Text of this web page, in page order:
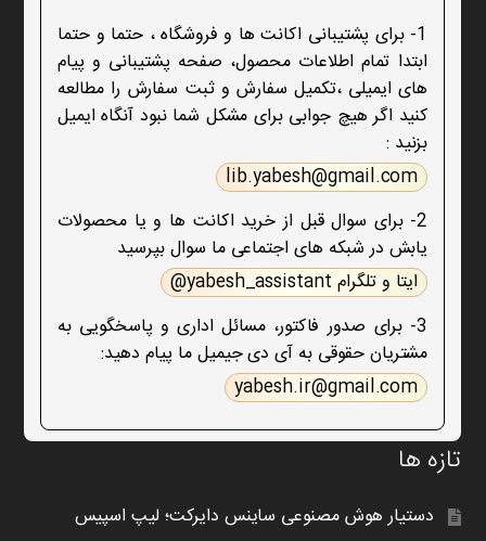
1- برای پشتیبانی اکانت ها و فروشگاه ، حتما و حتما
ابتدا تمام اطلاعات محصول، صفحه پشتیبانی و پیام
های ایمیلی ،تکمیل سفارش و ثبت سفارش را مطالعه
کنید اگر هیچ جوابی برای مشکل شما نبود آنگاه ایمیل
بزنید :
lib.yabesh@gmail.com
2- برای سوال قبل از خرید اکانت ها و یا محصولات
یابش در شبکه های اجتماعی ما سوال بپرسید
ایتا و تلگرام yabesh_assistant@
3- برای صدور فاکتور، مسائل اداری و پاسخگویی به
مشتریان حقوقی به آی دی جیمیل ما پیام دهید:
yabesh.ir@gmail.com
تازه ها
دستیار هوش مصنوعی ساینس دایرکت؛ لیپ اسپیس